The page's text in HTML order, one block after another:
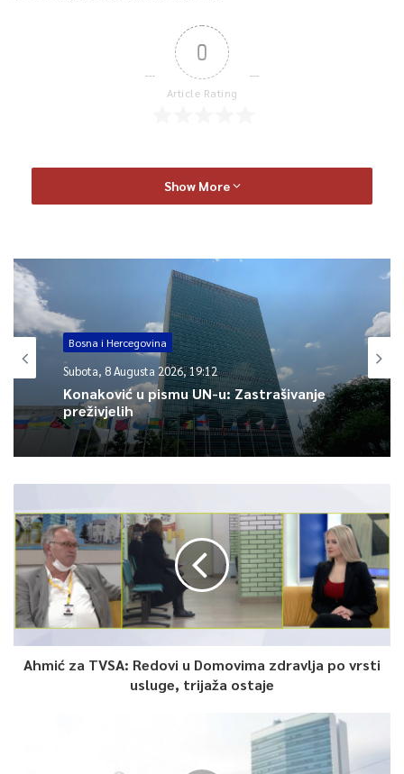
0
Article Rating
Show More
Bosna i Hercegovina
Subota, 8 Augusta 2026, 19:12
Konaković u pismu UN-u: Zastrašivanje
preživjelih
Ahmić za TVSA: Redovi u Domovima zdravlja po vrsti
usluge, trijaža ostaje